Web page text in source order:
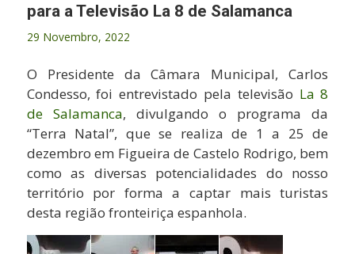
para a Televisão La 8 de Salamanca
29 Novembro, 2022
O Presidente da Câmara Municipal, Carlos
Condesso, foi entrevistado pela televisão La 8
de Salamanca, divulgando o programa da
“Terra Natal”, que se realiza de 1 a 25 de
dezembro em Figueira de Castelo Rodrigo, bem
como as diversas potencialidades do nosso
território por forma a captar mais turistas
desta região fronteiriça espanhola.